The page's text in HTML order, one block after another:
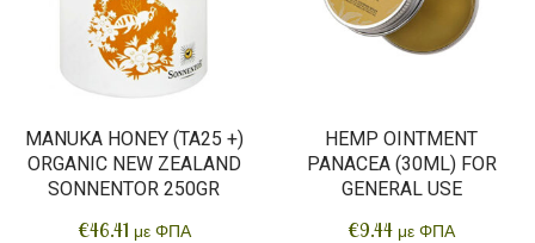
MANUKA HONEY (TA25 +)
ORGANIC NEW ZEALAND
SONNENTOR 250GR
€46.41 με ΦΠΑ
HEMP OINTMENT
PANACEA (30ML) FOR
GENERAL USE
€9.44 με ΦΠΑ